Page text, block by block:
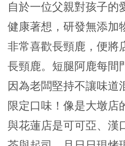
自於一位父親對孩子的
健康著想，研發無添加
非常喜歡長頸鹿，便將
長頸鹿。短腿阿鹿每間
因為老闆堅持不讓味道
限定口味！像是大墩店
與花蓮店是可可亞、漢